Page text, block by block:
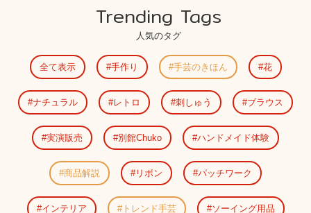
Trending Tags
人気のタグ
全て表示 手作り 手芸のきほん 花
ナチュラル レトロ 刺しゅう ブラウス
実演販売 別館Chuko ハンドメイド体験
商品解説 リボン パッチワーク
インテリア トレンド手芸 ソーイング用品